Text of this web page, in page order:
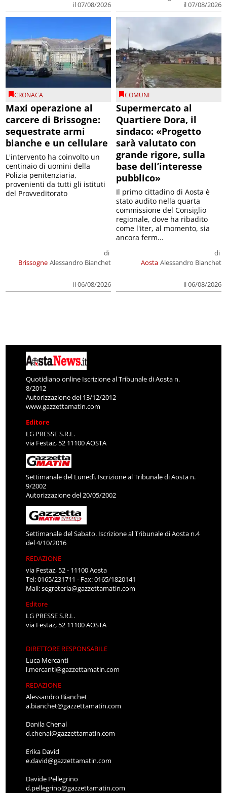
il 07/08/2026
il 07/08/2026
CRONACA
Maxi operazione al
carcere di Brissogne:
sequestrate armi
bianche e un cellulare
Brissogne
di
Alessandro Bianchet
il 06/08/2026
L'intervento ha coinvolto un
centinaio di uomini della
Polizia penitenziaria,
provenienti da tutti gli istituti
del Provveditorato
COMUNI
Supermercato al
Quartiere Dora, il
sindaco: «Progetto
sarà valutato con
grande rigore, sulla
base dell’interesse
pubblico»
Aosta
di
Alessandro Bianchet
il 06/08/2026
Il primo cittadino di Aosta è
stato audito nella quarta
commissione del Consiglio
regionale, dove ha ribadito
come l'iter, al momento, sia
ancora ferm...
Quotidiano online Iscrizione al Tribunale di Aosta n.
8/2012
Autorizzazione del 13/12/2012
www.gazzettamatin.com
Editore
LG PRESSE S.R.L.
via Festaz, 52 11100 AOSTA
Settimanale del Lunedì. Iscrizione al Tribunale di Aosta n.
9/2002
Autorizzazione del 20/05/2002
Settimanale del Sabato. Iscrizione al Tribunale di Aosta n.4
del 4/10/2016
REDAZIONE
via Festaz, 52 - 11100 Aosta
Tel: 0165/231711 - Fax: 0165/1820141
Mail:segreteria@gazzettamatin.com
Editore
LG PRESSE S.R.L.
via Festaz, 52 11100 AOSTA
DIRETTORE RESPONSABILE
Luca Mercanti
l.mercanti@gazzettamatin.com
REDAZIONE
Alessandro Bianchet
a.bianchet@gazzettamatin.com
Danila Chenal
d.chenal@gazzettamatin.com
Erika David
e.david@gazzettamatin.com
Davide Pellegrino
d.pellegrino@gazzettamatin.com